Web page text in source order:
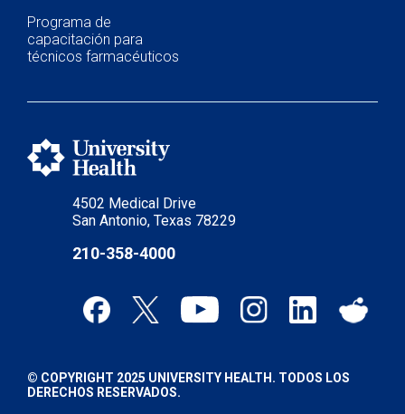
4502 Medical Drive
San Antonio, Texas 78229
210-358-4000
Programa de
capacitación para
técnicos farmacéuticos
© COPYRIGHT 2025 UNIVERSITY HEALTH. TODOS LOS
DERECHOS RESERVADOS.